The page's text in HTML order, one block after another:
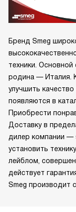
Бренд Smeg
техники.
родина — Италия.
улучшить
появляются в
Приобрести
Доставку в
дилер компании —
установить
лейблом,
действует
Smeg производит